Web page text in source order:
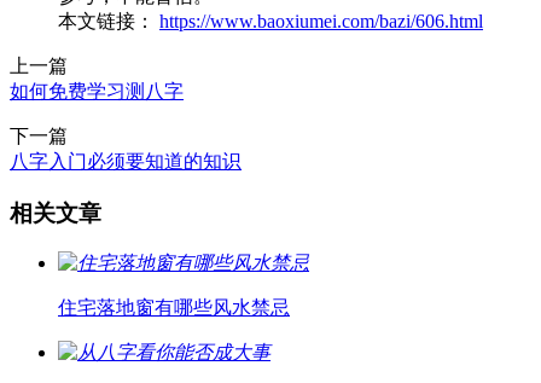
本文链接： https://www.baoxiumei.com/bazi/606.html
上一篇
如何免费学习测八字
下一篇
八字入门必须要知道的知识
相关文章
住宅落地窗有哪些风水禁忌